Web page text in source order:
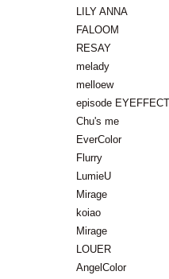
LILY ANNA
FALOOM
RESAY
melady
melloew
episode EYEFFECT
Chu's me
EverColor
Flurry
LumieU
Mirage
koiao
Mirage
LOUER
AngelColor